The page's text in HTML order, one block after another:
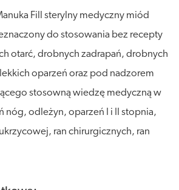
Fill sterylny medyczny miód
do stosowania bez recepty
otarć, drobnych zadrapań, drobnych
oparzeń oraz pod nadzorem
stosowną wiedzę medyczną w
nóg, odleżyn, oparzeń I i II stopnia,
ran chirurgicznych, ran